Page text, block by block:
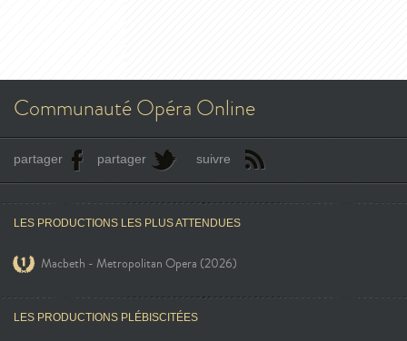
Communauté Opéra Online
partager partager suivre
LES PRODUCTIONS LES PLUS ATTENDUES
Macbeth - Metropolitan Opera (2026)
LES PRODUCTIONS PLÉBISCITÉES